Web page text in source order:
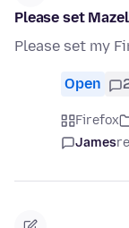
Please set
Please set my
Open
Firefox
James